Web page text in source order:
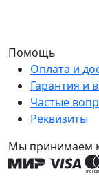
Помощь
Оплата и
Гарантия и
Частые
Реквизиты
Мы принимаем